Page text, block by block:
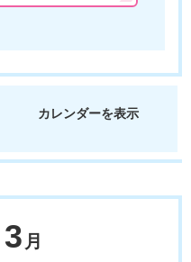
カレンダーを表示
3 月